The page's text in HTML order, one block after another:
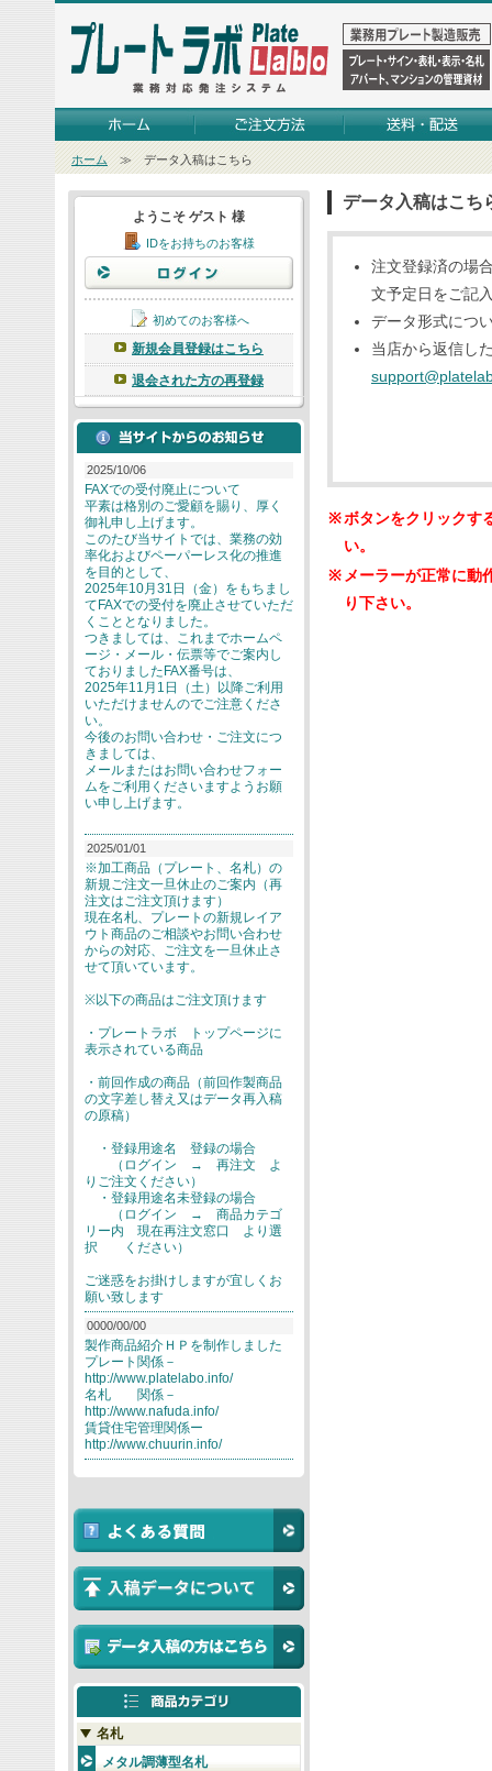
ホーム≫ データ入稿はこちら
ようこそ ゲスト 様
IDをお持ちのお客様
初めてのお客様へ
新規会員登録はこちら
退会された方の再登録
2025/10/06
FAXでの受付廃止について
平素は格別のご愛顧を賜り、厚く
御礼申し上げます。
このたび当サイトでは、業務の効
率化およびペーパーレス化の推進
を目的として、
2025年10月31日（金）をもちまし
てFAXでの受付を廃止させていただ
くこととなりました。
つきましては、これまでホームペ
ージ・メール・伝票等でご案内し
ておりましたFAX番号は、
2025年11月1日（土）以降ご利用
いただけませんのでご注意くださ
い。
今後のお問い合わせ・ご注文につ
きましては、
メールまたはお問い合わせフォー
ムをご利用くださいますようお願
い申し上げます。
2025/01/01
※加工商品（プレート、名札）の
新規ご注文一旦休止のご案内（再
注文はご注文頂けます）
現在名札、プレートの新規レイア
ウト商品のご相談やお問い合わせ
からの対応、ご注文を一旦休止さ
せて頂いています。
※以下の商品はご注文頂けます
・プレートラボ トップページに
表示されている商品
・前回作成の商品（前回作製商品
の文字差し替え又はデータ再入稿
の原稿）
・登録用途名 登録の場合
（ログイン → 再注文 よ
りご注文ください）
・登録用途名未登録の場合
（ログイン → 商品カテゴ
リー内 現在再注文窓口 より選
択 ください）
ご迷惑をお掛けしますが宜しくお
願い致します
0000/00/00
製作商品紹介ＨＰを制作しました
プレート関係－
http://www.platelabo.info/
名札 関係－
http://www.nafuda.info/
賃貸住宅管理関係ー
http://www.chuurin.info/
名札
メタル調薄型名札
データ入稿はこち
注文登録済の場
文予定日をご記
データ形式につ
当店から返信し
※ボタンをクリックす
い。
※ メーラーが正常に動
り下さい。